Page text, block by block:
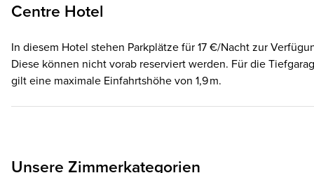
Centre Hotel
In diesem Hotel stehen Parkplätze für 17 €/Nacht zur
Diese können nicht vorab reserviert werden. Für die
gilt eine maximale Einfahrtshöhe von 1,9 m.
Unsere Zimmerkategorien